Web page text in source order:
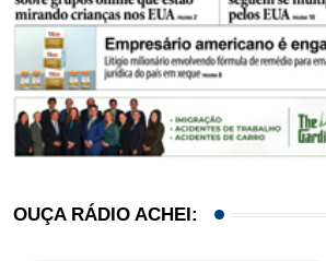
OUÇA RÁDIO ACHEI: